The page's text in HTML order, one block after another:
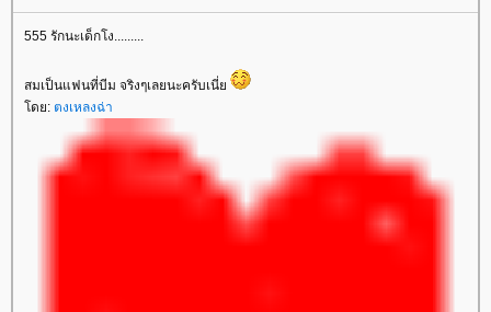
555 รักนะเด็กโง.........
สมเป็นแฟนที่บีม จริงๆเลยนะครับเนี่
ดย: ตงเหลงฉ่า